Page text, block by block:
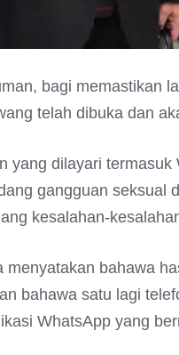
bagi memastikan
telah dibuka dan
yang dilayari termasuk
gangguan seksual
kesalahan-
menyatakan bahawa
bahawa satu lagi
WhatsApp yang